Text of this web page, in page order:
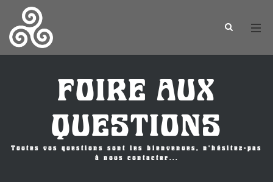
FOIRE AUX
QUESTIONS
Toutes vos questions sont les bienvenues, n'hésitez-pas
à nous contacter...